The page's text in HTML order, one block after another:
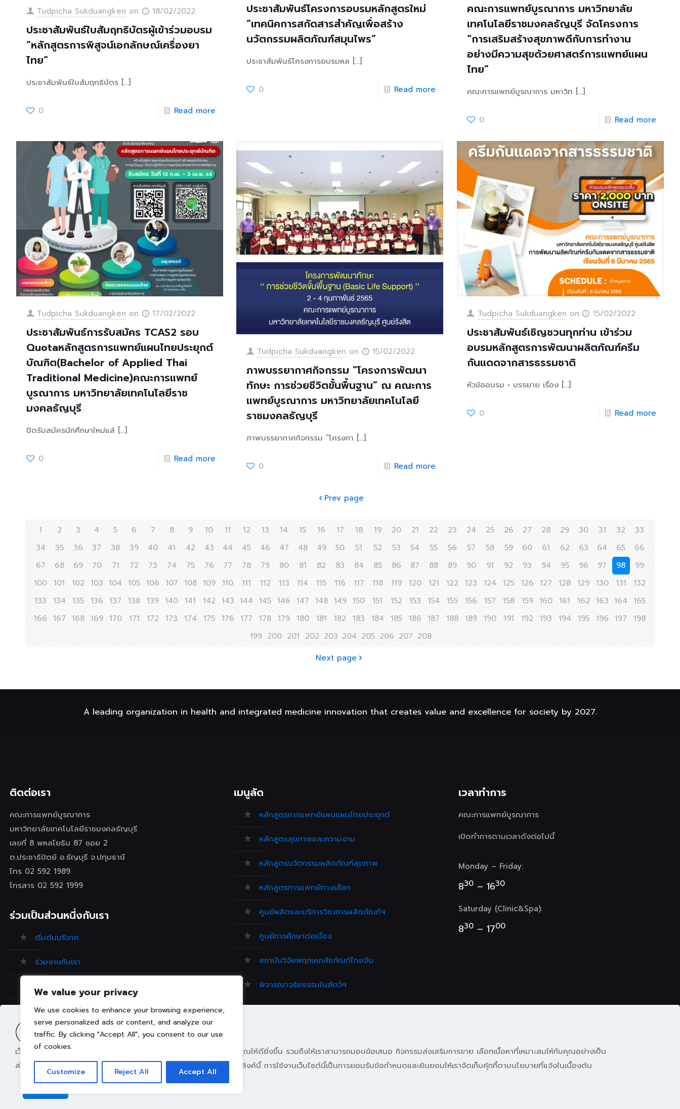
We value your privacy
We use cookies to enhance your browsing experience,
serve personalized ads or content, and analyze our
traffic. By clicking "Accept All", you consent to our use
of cookies.
Customize Reject All Accept All
Tudpicha Sukduangken on 18/02/2022
ประชาสัมพันธ์ใบสัมฤทธิบัตรผู้เข้าร่วมอบรม
“หลักสูตรการพิสูจน์เอกลักษณ์เครื่องยา
ไทย”
ประชาสัมพันธ์ใบสัมฤทธิบัตร […]
0 Read more
ประชาสัมพันธ์โครงการอบรมหลักสูตรใหม่
“เทคนิคการสกัดสารสำคัญเพื่อสร้าง
นวัตกรรมผลิตภัณฑ์สมุนไพร”
ประชาสัมพันธ์โครงการอบรมหล […]
0 Read more
คณะการแพทย์บูรณาการ มหาวิทยาลัย
เทคโนโลยีราชมงคลธัญบุรี จัดโครงการ
“การเสริมสร้างสุขภาพดีกับการทำงาน
อย่างมีความสุขด้วยศาสตร์การแพทย์แผน
ไทย”
คณะการแพทย์บูรณาการ มหาวิท […]
0 Read more
Tudpicha Sukduangken on 17/02/2022
ประชาสัมพันธ์การรับสมัคร TCAS2 รอบ
Quotaหลักสูตรการแพทย์แผนไทยประยุกต์
บัณฑิต(Bachelor of Applied Thai
Traditional Medicine)คณะการแพทย์
บูรณาการ มหาวิทยาลัยเทคโนโลยีราช
มงคลธัญบุรี
ปิดรับสมัครนักศึกษาใหม่แล้ […]
0 Read more
Tudpicha Sukduangken on 15/02/2022
ภาพบรรยากาศกิจกรรม “โครงการพัฒนา
ทักษะ การช่วยชีวิตขั้นพื้นฐาน” ณ คณะการ
แพทย์บูรณาการ มหาวิทยาลัยเทคโนโลยี
ราชมงคลธัญบุรี
ภาพบรรยากาศกิจกรรม “โครงกา […]
0 Read more
Tudpicha Sukduangken on 15/02/2022
ประชาสัมพันธ์เชิญชวนทุกท่าน เข้าร่วม
อบรมหลักสูตรการพัฒนาผลิตภัณฑ์ครีม
กันแดดจากสารธรรมชาติ
หัวข้ออบรม • บรรยาย เรื่อง[…]
0 Read more
Prev page
1 2 3 4 5 6 7 8 9 10 11 12 13 14 15 16 17 18 19 20 21 22 23 24 25 26 27 28 29 30 31 32
33
34
35 36 37 38 39 40 41 42 43 44 45 46 47 48 49 50 51 52 53 54 55 56 57 58 59 60 61 62 63 64 65
66
67
68 69 70 71 72 73 74 75 76 77 78 79 80 81 82 83 84 85 86 87 88 89 90 91 92 93 94 95 96 97 98
99
100 101 102 103 104 105 106 107 108 109 110 111 112 113 114 115 116 117 118 119 120 121 122 123 124 125 126 127 128 129 130 131
132
133
134 135 136 137 138 139 140 141 142 143 144 145 146 147 148 149 150 151 152 153 154 155 156 157 158 159 160 161 162 163 164 165
166 167 168 169 170 171 172 173 174 175 176 177 178 179 180 181 182 183 184 185 186 187 188 189 190 191 192 193 194 195 196 197
198
199 200 201 202 203 204 205 206 207 208
Next page
A leading organization in health and integrated medicine innovation that creates value and excellence for society by 2027.
ติดต่อเรา
คณะการแพทย์บูรณาการ
มหาวิทยาลัยเทคโนโลยีราชมงคลธัญบุรี
เลขที่ 8 พหลโยธิน 87 ซอย 2
ต.ประชาธิปัตย์ อ.ธัญบุรี จ.ปทุมธานี
โทร 02 592 1989
โทรสาร 02 592 1999
ร่วมเป็นส่วนหนึ่งกับเรา
เริ่มต้นบริจาค
ร่วมงานกับเรา
ร้องเรียน/ข้อเสนอแนะ
คำถามที่พบบ่อย
เมนูลัด
หลักสูตรการแพทย์แผนแผนไทยประยุกต์
หลักสูตรสุขภาพและความงาม
หลักสูตรนวัตกรรมผลิตภัณฑ์สุขภาพ
หลักสูตรการแพทย์ทางเลือก
ศูนย์ผลิตและบริการวิชาการผลิตภัณฑ์ฯ
ศูนย์การศึกษาต่อเนื่อง
สถาบันวิจัยพฤกษเภสัชภัณฑ์ไทยจีน
พิจารณาจริยธรรมในสัตว์ฯ
เวลาทำการ
คณะการแพทย์บูรณาการ
เปิดทำการตามเวลาดังต่อไปนี้
Monday – Friday:
830– 1630
Saturday (Clinic&Spa):
830– 1700
เว็บไซต์นี้มีการจัดเก็บคุกกี้เพื่อมอบประสบการณ์การใช้งานเว็บไซต์ของคุณให้ดียิ่งขึ้น รวมถึงให้เราสามารถมอบข้อเสนอ กิจกรรมส่งเสริมการขาย เลือกเนื้อหาที่เหมาะสมให้กับคุณอย่างเป็น
ส่วนตัว ท่านสามารถศึกษานโยบายการใช้คุกกี้ (Cookies Policy) ได้ที่ลิงค์นี้ การใช้งานเว็บไซต์นี้เป็นการยอมรับข้อกำหนดและยินยอมให้เราจัดเก็บคุ้กกี้ตามนโยบายที่แจ้งในเบื้องต้น
ยอมรับ